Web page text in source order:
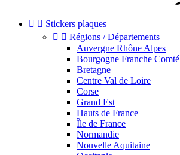
  Stickers plaques
  Régions / Départements
Auvergne Rhône Alpes
Bourgogne Franche Comté
Bretagne
Centre Val de Loire
Corse
Grand Est
Hauts de France
Île de France
Normandie
Nouvelle Aquitaine